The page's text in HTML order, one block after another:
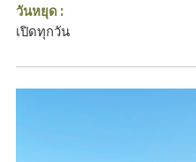
วันหยุด :
เปิดทุกวัน